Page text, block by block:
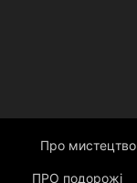
Про мистецтво
ПРО подорожі